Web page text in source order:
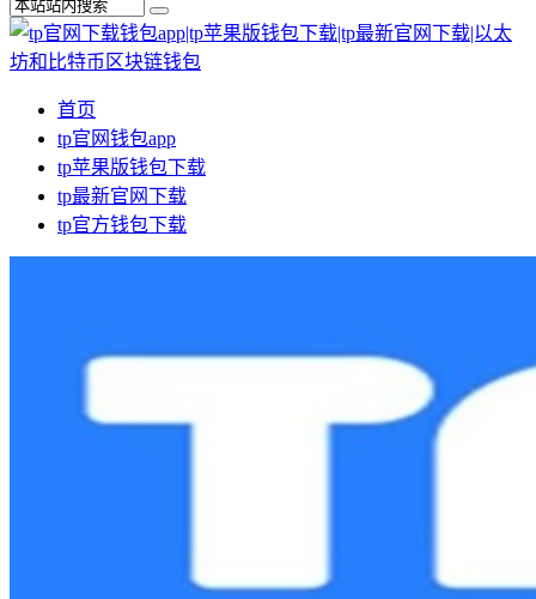
首页
tp官网钱包app
tp苹果版钱包下载
tp最新官网下载
tp官方钱包下载